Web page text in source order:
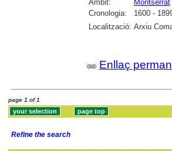
Àmbit:
Montserrat
Cronologia:
1600 -
Localització: Arxiu
Enllaç
page 1 of 1
Refine the search